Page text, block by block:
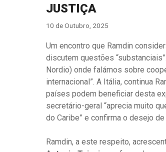
JUSTIÇA
10 de Outubro, 2025
Um encontro que Ramdin
discutem questões
Nordio) onde falámos sobre
internacional”. A Itália, continua
países podem beneficiar desta
secretário-geral “aprecia muito
do Caribe” e confirma o desejo de
Ramdin, a este respeito,